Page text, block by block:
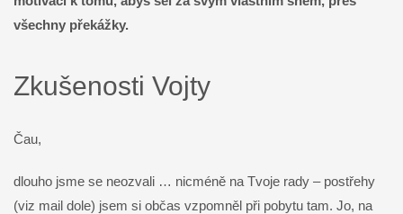
všechny překážky.
Zkušenosti Vojty
Čau,
dlouho jsme se neozvali … nicméně na Tvoje rady – postřehy
(viz mail dole) jsem si občas vzpomněl při pobytu tam. Jo, na